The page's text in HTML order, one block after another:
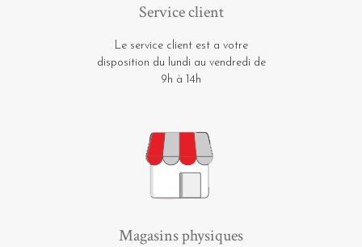
Service client
Le service client est a votre
disposition du lundi au vendredi de
9h à 14h
Magasins physiques